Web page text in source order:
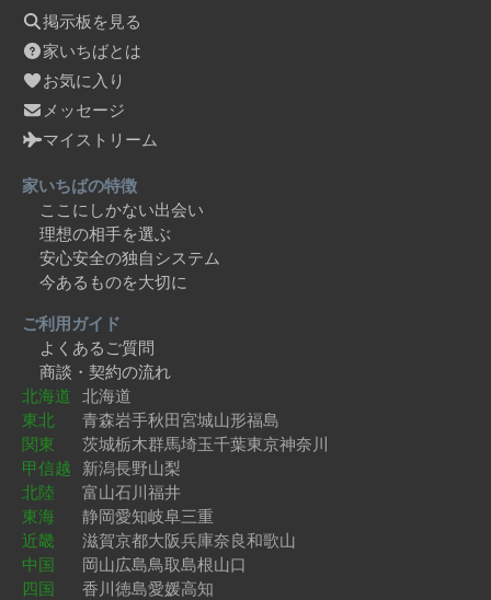
掲示板を見る
家いちばとは
お気に入り
メッセージ
マイストリーム
家いちばの特徴
ここにしかない出会い
理想の相手を選ぶ
安心安全の独自システム
今あるものを大切に
ご利用ガイド
よくあるご質問
商談・契約の流れ
北海道 北海道
東北
青森岩手秋田宮城山形福島
関東
茨城栃木群馬埼玉千葉東京神奈川
甲信越 新潟長野山梨
北陸
富山石川福井
東海
静岡愛知岐阜三重
近畿
滋賀京都大阪兵庫奈良和歌山
中国
岡山広島鳥取島根山口
四国
香川徳島愛媛高知